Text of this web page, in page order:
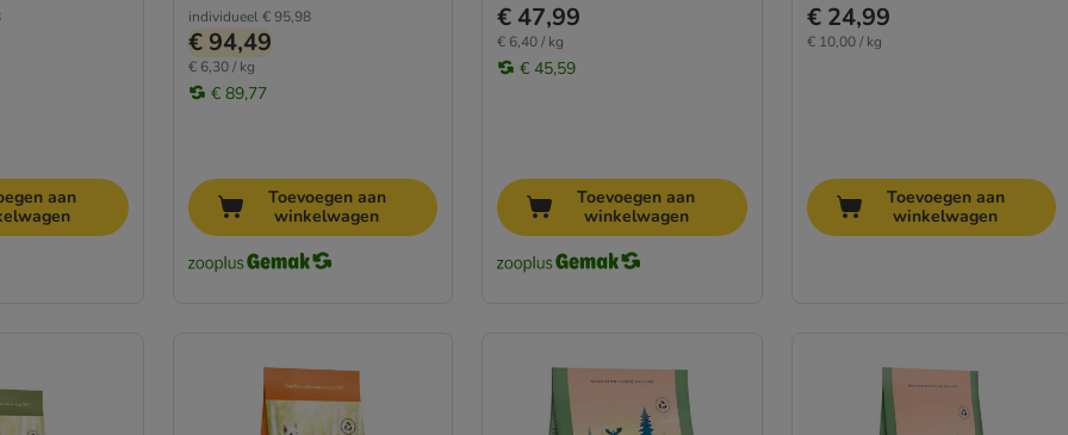
aan
individueel € 95,98
€ 94,49
€ 6,30 / kg
€ 89,77
Toevoegen aan
winkelwagen
€ 47,99
€ 6,40 / kg
€ 45,59
Toevoegen aan
winkelwagen
€ 24,99
€ 10,00 / kg
Toevoegen aan
winkelwagen